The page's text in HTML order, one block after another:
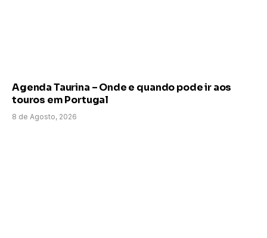
Agenda Taurina – Onde e quando pode ir aos
touros em Portugal
8 de Agosto, 2026